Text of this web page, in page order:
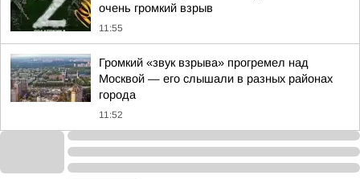
очень громкий взрыв
11:55
Громкий «звук взрыва» прогремел над
Москвой — его слышали в разных районах
города
11:52